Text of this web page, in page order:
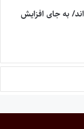
به جای افزایش